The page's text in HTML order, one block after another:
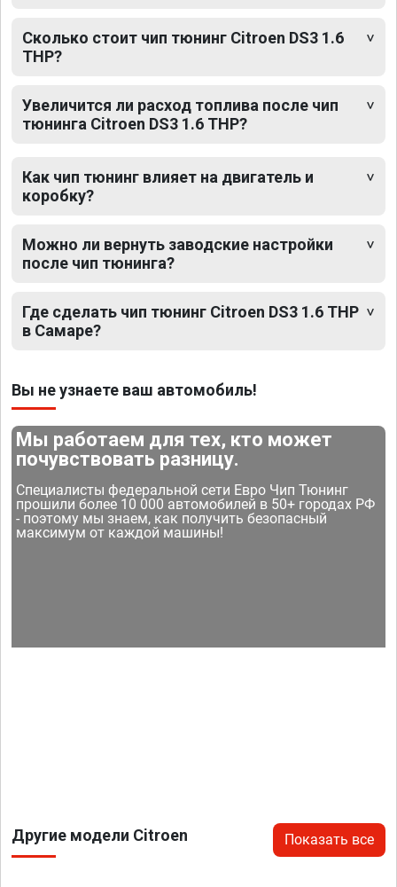
Сколько стоит чип тюнинг Citroen DS3 1.6
THP?
Увеличится ли расход топлива после чип
тюнинга Citroen DS3 1.6 THP?
Как чип тюнинг влияет на двигатель и
коробку?
Можно ли вернуть заводские настройки
после чип тюнинга?
Где сделать чип тюнинг Citroen DS3 1.6 THP
в Самаре?
Вы не узнаете ваш автомобиль!
Мы работаем для тех, кто может
почувствовать разницу.
Специалисты федеральной сети Евро Чип Тюнинг
прошили более 10 000 автомобилей в 50+ городах РФ
- поэтому мы знаем, как получить безопасный
максимум от каждой машины!
Другие модели Citroen Показать все